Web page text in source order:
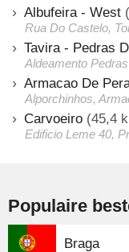
Albufeira - West
Rua Do Castelo,
Tavira - Pedras
Aldeamento
Armacao De
Alporchinhos,
Carvoeiro (45,4
Edificio Leme 40,
Populaire
Braga